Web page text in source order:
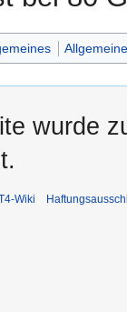
wurde
Wiki